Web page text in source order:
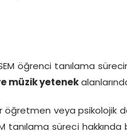
öğrenci tanılama
müzik yetenek
veya psikolojik
tanılama süreci hakkında